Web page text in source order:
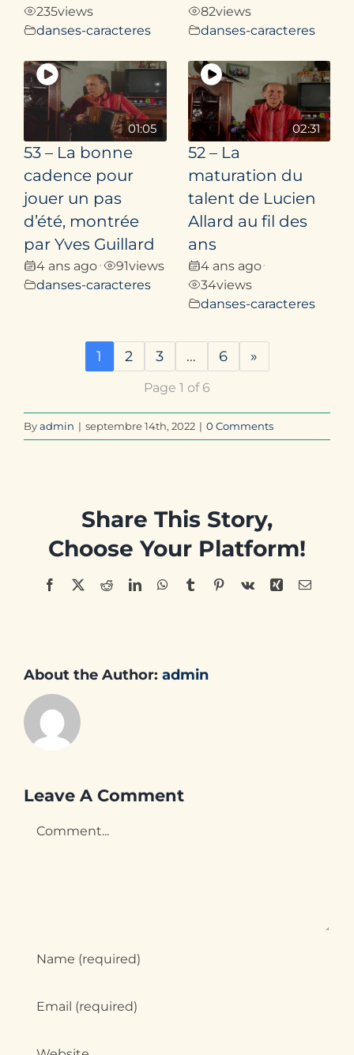
235views
danses-caracteres
82views
danses-caracteres
01:05
53 – La bonne
cadence pour
jouer un pas
d’été, montrée
par Yves Guillard
4 ans ago• 91views
danses-caracteres
02:31
52 – La
maturation du
talent de Lucien
Allard au fil des
ans
4 ans ago•
34views
danses-caracteres
1 2 3 … 6 »
Page 1 of 6
Byadmin | septembre 14th, 2022 | 0 Comments
Share This Story,
Choose Your Platform!
Facebook
X RedditLinkedInWhatsApp
TumblrPinterest
Vk Xing Email
About the Author: admin
Leave A Comment
Comment